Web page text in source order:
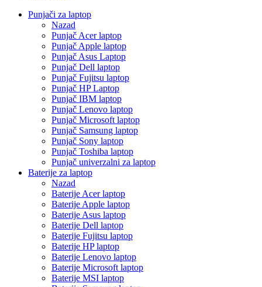
Punjači za laptop
Nazad
Punjač Acer laptop
Punjač Apple laptop
Punjač Asus Laptop
Punjač Dell laptop
Punjač Fujitsu laptop
Punjač HP Laptop
Punjač IBM laptop
Punjač Lenovo laptop
Punjač Microsoft laptop
Punjač Samsung laptop
Punjač Sony laptop
Punjač Toshiba laptop
Punjač univerzalni za laptop
Baterije za laptop
Nazad
Baterije Acer laptop
Baterije Apple laptop
Baterije Asus laptop
Baterije Dell laptop
Baterije Fujitsu laptop
Baterije HP laptop
Baterije Lenovo laptop
Baterije Microsoft laptop
Baterije MSI laptop